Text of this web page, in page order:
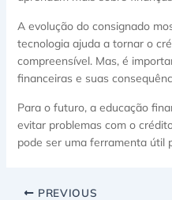
A evolução do consignado
tecnologia ajuda a tornar o
compreensível. Mas, é
financeiras e suas
Para o futuro, a educação
evitar problemas com o
pode ser uma ferramenta útil
PREVIOUS